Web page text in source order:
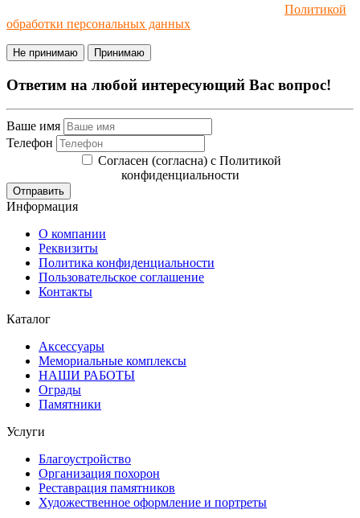
Политикой
обработки персональных данных
Не принимаю Принимаю
Ответим на любой интересующий Вас вопрос!
Ваше имя
Телефон
Согласен (согласна) с Политикой
конфиденциальности
Отправить
Информация
О компании
Реквизиты
Политика конфиденциальности
Пользовательское соглашение
Контакты
Каталог
Аксессуары
Мемориальные комплексы
НАШИ РАБОТЫ
Ограды
Памятники
Услуги
Благоустройство
Организация похорон
Реставрация памятников
Художественное оформление и портреты